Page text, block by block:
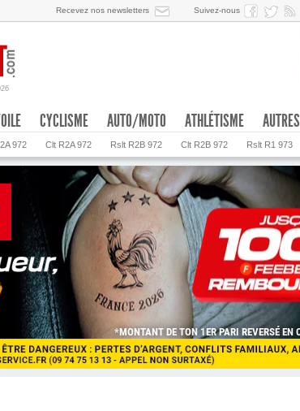
Recevez nos newsletters Suivez-nous
972 Clt R2A 972 Rslt R2B 972 Clt R2B 972 Rslt R1 973
CYCLISME AUTO/MOTO ATHLÉTISME AUTRES